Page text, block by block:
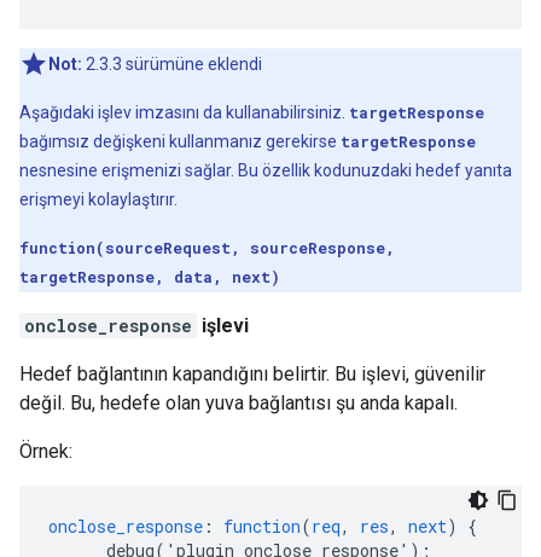
Not: 2.3.3 sürümüne eklendi
Aşağıdaki işlev imzasını da kullanabilirsiniz. targetResponse
bağımsız değişkeni kullanmanız gerekirse targetResponse
nesnesine erişmenizi sağlar. Bu özellik kodunuzdaki hedef yanıta
erişmeyi kolaylaştırır.
function(sourceRequest, sourceResponse,
targetResponse, data, next)
onclose_response işlevi
Hedef bağlantının kapandığını belirtir. Bu işlevi, güvenilir
değil. Bu, hedefe olan yuva bağlantısı şu anda kapalı.
Örnek:
onclose_response : function(req, res, next)
{
debug('plugin onclose_response') ;